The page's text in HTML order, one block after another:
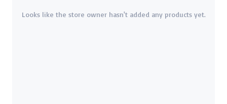
Looks like the store owner hasn't added any products yet.